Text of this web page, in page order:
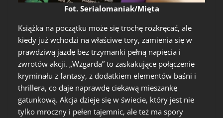
Fot. Serialomaniak/Mięta
Książka na początku może się trochę rozkręcać, ale
kiedy już wchodzi na właściwe tory, zamienia się w
prawdziwą jazdę bez trzymanki pełną napięcia i
zwrotów akcji. „Wzgarda” to zaskakujące połączenie
kryminału z fantasy, z dodatkiem elementów baśni i
thrillera, co daje naprawdę ciekawą mieszankę
gatunkową. Akcja dzieje się w świecie, który jest nie
tylko mroczny i pełen tajemnic, ale też ma spory